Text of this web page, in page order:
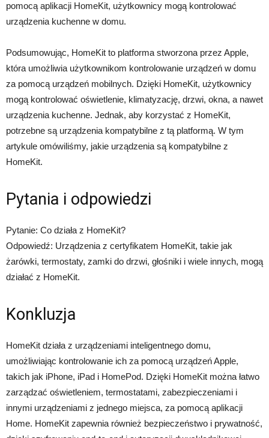
pomocą aplikacji HomeKit, użytkownicy mogą kontrolować
urządzenia kuchenne w domu.
Podsumowując, HomeKit to platforma stworzona przez Apple,
która umożliwia użytkownikom kontrolowanie urządzeń w domu
za pomocą urządzeń mobilnych. Dzięki HomeKit, użytkownicy
mogą kontrolować oświetlenie, klimatyzację, drzwi, okna, a nawet
urządzenia kuchenne. Jednak, aby korzystać z HomeKit,
potrzebne są urządzenia kompatybilne z tą platformą. W tym
artykule omówiliśmy, jakie urządzenia są kompatybilne z
HomeKit.
Pytania i odpowiedzi
Pytanie: Co działa z HomeKit?
Odpowiedź: Urządzenia z certyfikatem HomeKit, takie jak
żarówki, termostaty, zamki do drzwi, głośniki i wiele innych, mogą
działać z HomeKit.
Konkluzja
HomeKit działa z urządzeniami inteligentnego domu,
umożliwiając kontrolowanie ich za pomocą urządzeń Apple,
takich jak iPhone, iPad i HomePod. Dzięki HomeKit można łatwo
zarządzać oświetleniem, termostatami, zabezpieczeniami i
innymi urządzeniami z jednego miejsca, za pomocą aplikacji
Home. HomeKit zapewnia również bezpieczeństwo i prywatność,